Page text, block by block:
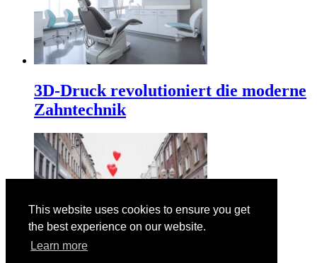
This website uses cookies to ensure you get
the best experience on our website.
Learn more
3D-Druck revolutioniert die moderne
Zahntechnik